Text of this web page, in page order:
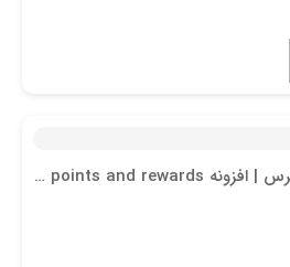
افزونه امتیاز و پاداش ووکامرس | افزونه Yith woocommerce points and rewards